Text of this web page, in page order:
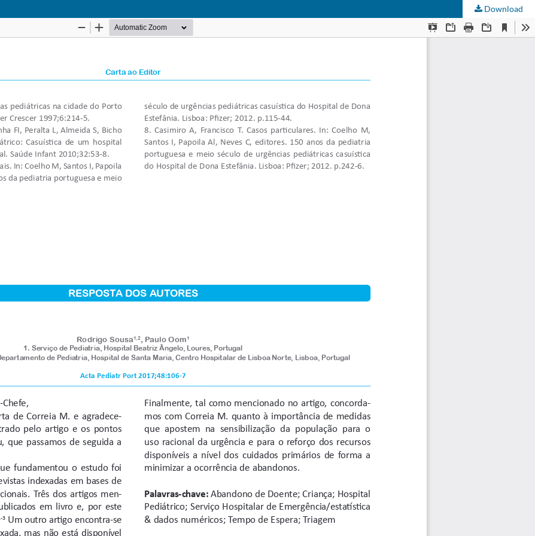
Download